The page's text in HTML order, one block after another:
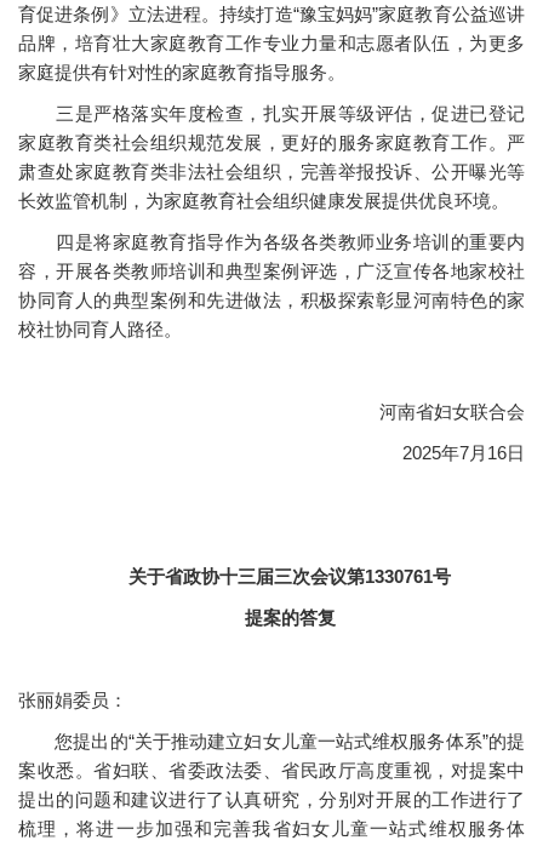
育促进条例》立法进程。持续打造“豫宝妈妈”家庭教育公益巡讲
品牌，培育壮大家庭教育工作专业力量和志愿者队伍，为更多
家庭提供有针对性的家庭教育指导服务。
三是严格落实年度检查，扎实开展等级评估，促进已登记
家庭教育类社会组织规范发展，更好的服务家庭教育工作。严
肃查处家庭教育类非法社会组织，完善举报投诉、公开曝光等
长效监管机制，为家庭教育社会组织健康发展提供优良环境。
四是将家庭教育指导作为各级各类教师业务培训的重要内
容，开展各类教师培训和典型案例评选，广泛宣传各地家校社
协同育人的典型案例和先进做法，积极探索彰显河南特色的家
校社协同育人路径。
河南省妇女联合会
2025年7月16日
关于省政协十三届三次会议第1330761号
提案的答复
张丽娟委员：
您提出的“关于推动建立妇女儿童一站式维权服务体系”的提
案收悉。省妇联、省委政法委、省民政厅高度重视，对提案中
提出的问题和建议进行了认真研究，分别对开展的工作进行了
梳理，将进一步加强和完善我省妇女儿童一站式维权服务体